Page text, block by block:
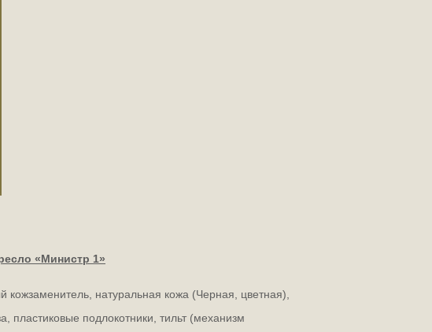
«Министр 1»
кожзаменитель, натуральная кожа (Черная, цветная),
пластиковые подлокотники, тильт (механизм